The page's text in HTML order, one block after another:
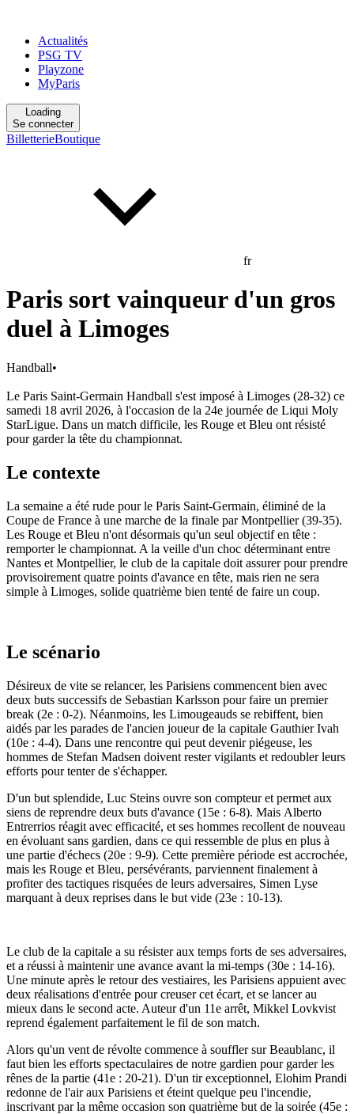
Actualités
PSG TV
Playzone
MyParis
Loading
Se connecter
BilletterieBoutique
fr
Paris sort vainqueur d'un gros
duel à Limoges
Handball•
Le Paris Saint-Germain Handball s'est imposé à Limoges (28-32) ce
samedi 18 avril 2026, à l'occasion de la 24e journée de Liqui Moly
StarLigue. Dans un match difficile, les Rouge et Bleu ont résisté
pour garder la tête du championnat.
Le contexte
La semaine a été rude pour le Paris Saint-Germain, éliminé de la
Coupe de France à une marche de la finale par Montpellier (39-35).
Les Rouge et Bleu n'ont désormais qu'un seul objectif en tête :
remporter le championnat. A la veille d'un choc déterminant entre
Nantes et Montpellier, le club de la capitale doit assurer pour prendre
provisoirement quatre points d'avance en tête, mais rien ne sera
simple à Limoges, solide quatrième bien tenté de faire un coup.
Le scénario
Désireux de vite se relancer, les Parisiens commencent bien avec
deux buts successifs de Sebastian Karlsson pour faire un premier
break (2e : 0-2). Néanmoins, les Limougeauds se rebiffent, bien
aidés par les parades de l'ancien joueur de la capitale Gauthier Ivah
(10e : 4-4). Dans une rencontre qui peut devenir piégeuse, les
hommes de Stefan Madsen doivent rester vigilants et redoubler leurs
efforts pour tenter de s'échapper.
D'un but splendide, Luc Steins ouvre son compteur et permet aux
siens de reprendre deux buts d'avance (15e : 6-8). Mais Alberto
Entrerrios réagit avec efficacité, et ses hommes recollent de nouveau
en évoluant sans gardien, dans ce qui ressemble de plus en plus à
une partie d'échecs (20e : 9-9). Cette première période est accrochée,
mais les Rouge et Bleu, persévérants, parviennent finalement à
profiter des tactiques risquées de leurs adversaires, Simen Lyse
marquant à deux reprises dans le but vide (23e : 10-13).
Le club de la capitale a su résister aux temps forts de ses adversaires,
et a réussi à maintenir une avance avant la mi-temps (30e : 14-16).
Une minute après le retour des vestiaires, les Parisiens appuient avec
deux réalisations d'entrée pour creuser cet écart, et se lancer au
mieux dans le second acte. Auteur d'un 11e arrêt, Mikkel Lovkvist
reprend également parfaitement le fil de son match.
Alors qu'un vent de révolte commence à souffler sur Beaublanc, il
faut bien les efforts spectaculaires de notre gardien pour garder les
rênes de la partie (41e : 20-21). D'un tir exceptionnel, Elohim Prandi
redonne de l'air aux Parisiens et éteint quelque peu l'incendie,
inscrivant par la même occasion son quatrième but de la soirée (45e :